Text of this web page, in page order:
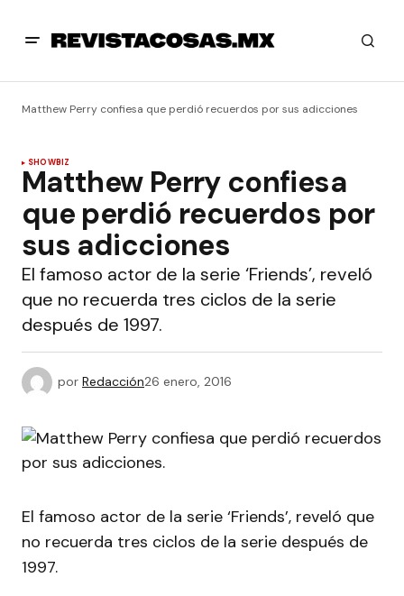
Matthew Perry confiesa que perdió recuerdos por sus adicciones
SHOWBIZ
Matthew Perry confiesa
que perdió recuerdos por
sus adicciones
El famoso actor de la serie ‘Friends’, reveló
que no recuerda tres ciclos de la serie
después de 1997.
por Redacción26 enero, 2016
El famoso actor de la serie ‘Friends’, reveló que
no recuerda tres ciclos de la serie después de
1997.